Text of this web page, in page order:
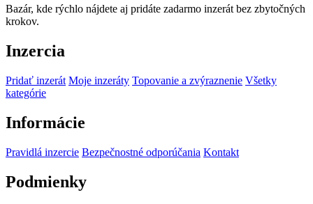
Bazár, kde rýchlo nájdete aj pridáte zadarmo inzerát bez zbytočných
krokov.
Inzercia
Pridať inzerát Moje inzeráty Topovanie a zvýraznenie Všetky
kategórie
Informácie
Pravidlá inzercie Bezpečnostné odporúčania Kontakt
Podmienky